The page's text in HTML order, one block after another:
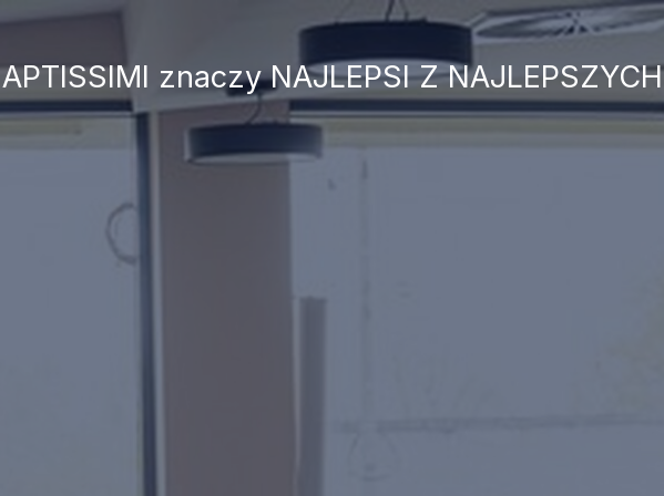
APTISSIMI znaczy NAJLEPSI Z NAJLEPSZYCH